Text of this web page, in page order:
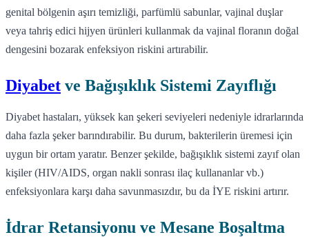
genital bölgenin aşırı temizliği, parfümlü sabunlar, vajinal duşlar
veya tahriş edici hijyen ürünleri kullanmak da vajinal floranın doğal
dengesini bozarak enfeksiyon riskini artırabilir.
Diyabet ve Bağışıklık Sistemi Zayıflığı
Diyabet hastaları, yüksek kan şekeri seviyeleri nedeniyle idrarlarında
daha fazla şeker barındırabilir. Bu durum, bakterilerin üremesi için
uygun bir ortam yaratır. Benzer şekilde, bağışıklık sistemi zayıf olan
kişiler (HIV/AIDS, organ nakli sonrası ilaç kullananlar vb.)
enfeksiyonlara karşı daha savunmasızdır, bu da İYE riskini artırır.
İdrar Retansiyonu ve Mesane Boşaltma